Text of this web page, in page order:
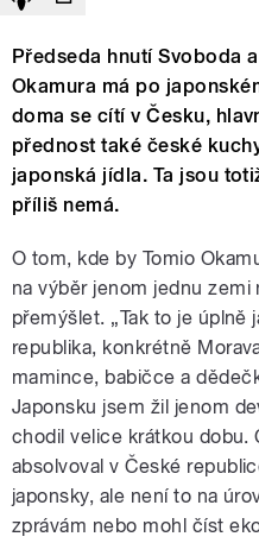
Předseda hnutí Svoboda
Okamura má po
doma se cítí v Česku,
přednost také české
japonská jídla. Ta jsou
příliš nemá.
O tom, kde by Tomio
na výběr jenom jednu
přemýšlet. „Tak to je úplně
republika, konkrétně
mamince, babičce a
Japonsku jsem žil jenom
chodil velice krátkou dobu.
absolvoval v České
japonsky, ale není to na
zprávám nebo mohl číst